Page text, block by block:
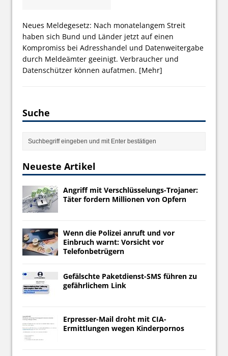
Neues Meldegesetz: Nach monatelangem Streit
haben sich Bund und Länder jetzt auf einen
Kompromiss bei Adresshandel und Datenweitergabe
durch Meldeämter geeinigt. Verbraucher und
Datenschützer können aufatmen. [Mehr]
Suche
Neueste Artikel
Angriff mit Verschlüsselungs-Trojaner:
Täter fordern Millionen von Opfern
Wenn die Polizei anruft und vor
Einbruch warnt: Vorsicht vor
Telefonbetrügern
Gefälschte Paketdienst-SMS führen zu
gefährlichem Link
Erpresser-Mail droht mit CIA-
Ermittlungen wegen Kinderpornos